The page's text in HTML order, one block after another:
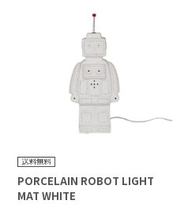
PORCELAIN ROBOT LIGHT
MAT WHITE